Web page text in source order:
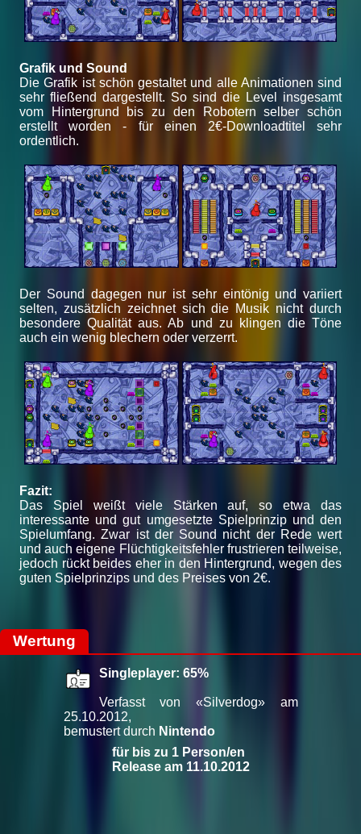
Grafik und Sound
Die Grafik ist schön gestaltet und alle Animationen sind
sehr fließend dargestellt. So sind die Level insgesamt
vom Hintergrund bis zu den Robotern selber schön
erstellt worden - für einen 2€-Downloadtitel sehr
ordentlich.
Der Sound dagegen nur ist sehr eintönig und variiert
selten, zusätzlich zeichnet sich die Musik nicht durch
besondere Qualität aus. Ab und zu klingen die Töne
auch ein wenig blechern oder verzerrt.
Fazit:
Das Spiel weißt viele Stärken auf, so etwa das
interessante und gut umgesetzte Spielprinzip und den
Spielumfang. Zwar ist der Sound nicht der Rede wert
und auch eigene Flüchtigkeitsfehler frustrieren teilweise,
jedoch rückt beides eher in den Hintergrund, wegen des
guten Spielprinzips und des Preises von 2€.
Wertung
Singleplayer: 65%
Verfasst von «Silverdog» am
25.10.2012,
bemustert durch Nintendo
für bis zu 1 Person/en
Release am 11.10.2012